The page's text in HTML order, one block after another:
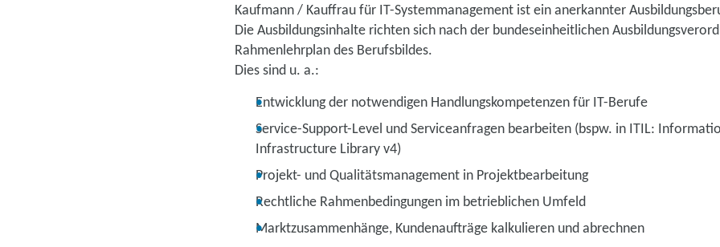
Kaufmann / Kauffrau für IT-Systemmanagement ist ein anerkannter
Die Ausbildungsinhalte richten sich nach der bundeseinheitlichen
Rahmenlehrplan des Berufsbildes.
Dies sind u. a.:
Entwicklung der notwendigen Handlungskompetenzen für IT-Berufe
Service-Support-Level und Serviceanfragen bearbeiten (bspw. in ITIL:
Infrastructure Library v4)
Projekt- und Qualitätsmanagement in Projektbearbeitung
Rechtliche Rahmenbedingungen im betrieblichen Umfeld
Marktzusammenhänge, Kundenaufträge kalkulieren und abrechnen